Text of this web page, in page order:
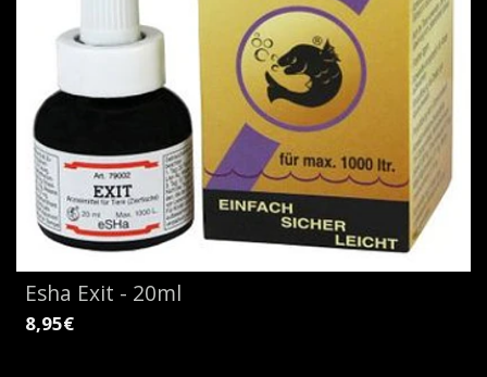
Esha Exit - 20ml
8,95€